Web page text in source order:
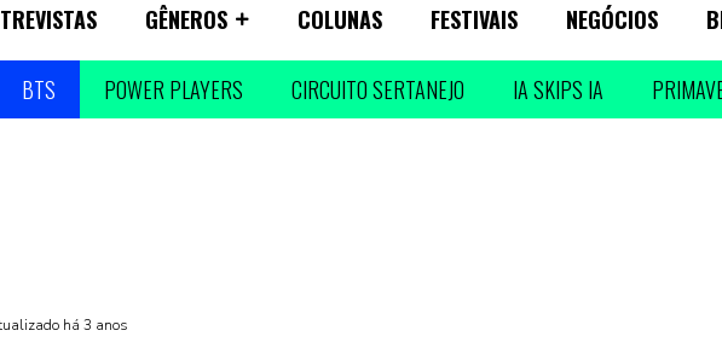
GÊNEROS COLUNAS FESTIVAIS NEGÓCIOS
BTS POWER PLAYERS CIRCUITO SERTANEJO IA SKIPS IA
há 3 anos